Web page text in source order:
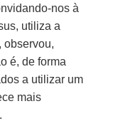
nos à
utiliza a
observou,
é, de forma
a utilizar um
mais